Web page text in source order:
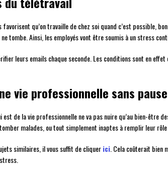
qu’on travaille de chez soi quand c’est possible,
tombe. Ainsi, les employés vont être soumis à un stress
leurs emails chaque seconde. Les conditions sont en
vie professionnelle sans pause
est de la vie professionnelle ne va pas nuire qu’au bien-
malades, ou tout simplement inaptes à remplir leur
similaires, il vous suffit de cliquerici . Cela coûterait